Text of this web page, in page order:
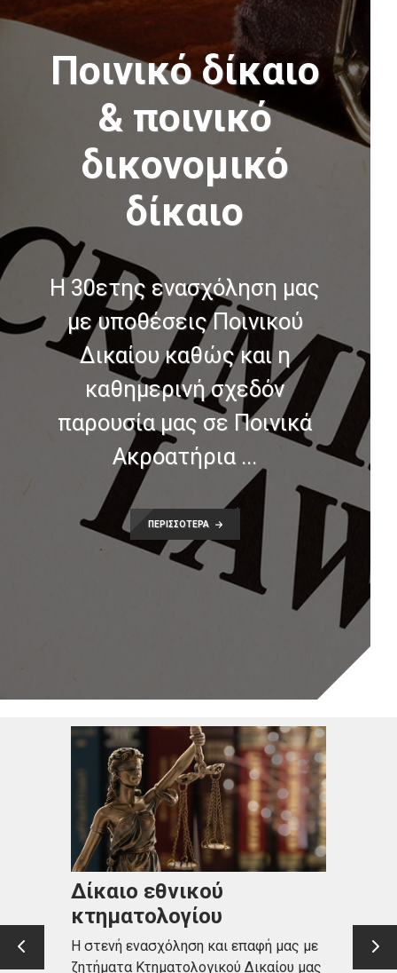
Ποινικό δίκαιο
& ποινικό
δικονομικό
δίκαιο
Η 30ετης ενασχόληση μας
με υποθέσεις Ποινικού
Δικαίου καθώς και η
καθημερινή σχεδόν
παρουσία μας σε Ποινικά
Ακροατήρια ...
ΠΕΡΙΣΣΟΤΕΡΑ
Δίκαιο εθνικού
κτηματολογίου
Η στενή ενασχόληση και επαφή μας με
ζητήματα Κτηματολογικού Δικαίου μας